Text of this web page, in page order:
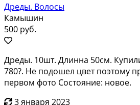
Дреды. Волосы
Камышин
500 руб.
Дреды. 10шт. Длинна 50см.
780?. Не подошел цвет поэтому
первом фото Состояние: новое.
3 января 2023